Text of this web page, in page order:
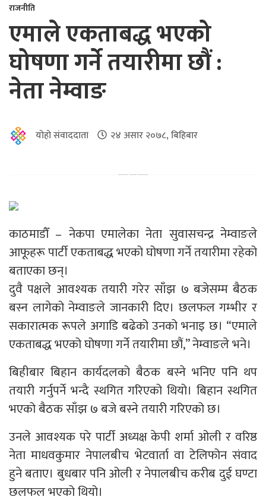
राजनीति
एमाले एकताबद्ध भएको
घोषणा गर्ने तयारीमा छौं :
नेता नेम्वाङ
योहो संवाददाता २४ असार २०७८, बिहिबार
काठमाडौँ – नेकपा एमालेका नेता सुवासचन्द्र नेम्वाङले
आफूहरू पार्टी एकताबद्ध भएको घोषणा गर्ने तयारीमा रहेको
बताएका छन्।
दुवै पक्षले आवश्यक तयारी गरेर साँझ ७ बजेसम्म बैठक
बस्न लागेको नेम्वाङले जानकारी दिए। छलफल गम्भीर र
सकारात्मक रूपले अगाडि बढेको उनको भनाइ छ। “एमाले
एकताबद्ध भएको घोषणा गर्ने तयारीमा छौं,” नेम्वाङले भने।
बिहीबार बिहान कार्यदलको बैठक बस्ने भनिए पनि थप
तयारी गर्नुपर्ने भन्दै स्थगित गरिएको थियो। बिहान स्थगित
भएको बैठक साँझ ७ बजे बस्ने तयारी गरिएको छ।
उनले आवश्यक परे पार्टी अध्यक्ष केपी शर्मा ओली र वरिष्ठ
नेता माधवकुमार नेपालबीच भेटवार्ता वा टेलिफोन संवाद
हुने बताए। बुधबार पनि ओली र नेपालबीच करीब दुई घण्टा
छलफल भएको थियो।